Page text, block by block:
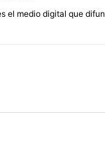
el medio digital que